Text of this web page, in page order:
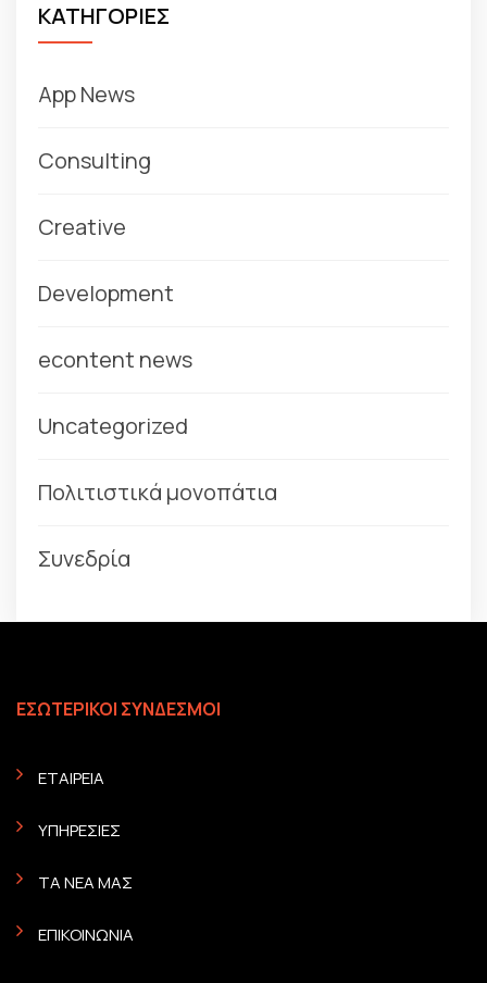
ΚΑΤΗΓΟΡΙΕΣ
App News
Consulting
Creative
Development
econtent news
Uncategorized
Πολιτιστικά μονοπάτια
Συνεδρία
ΕΣΩΤΕΡΙΚΟΙ ΣΥΝΔΕΣΜΟΙ
ΕΤΑΙΡΕΙΑ
ΥΠΗΡΕΣΙΕΣ
ΤΑ ΝΕΑ ΜΑΣ
ΕΠΙΚΟΙΝΩΝΙΑ